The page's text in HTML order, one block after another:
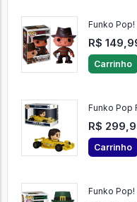
Funko
R$
Carrinho
Funko Pop
R$
Carrinho
Funko